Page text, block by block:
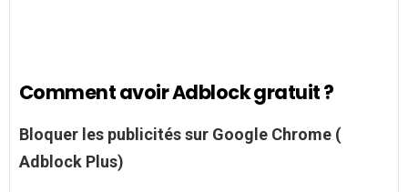
Comment avoir Adblock gratuit ?
Bloquer les publicités sur Google Chrome (
Adblock Plus)